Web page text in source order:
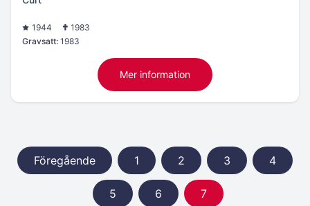
1944
1983
Gravsatt: 1983
Mer information
Föregående 1 2 3 4
5 6 7